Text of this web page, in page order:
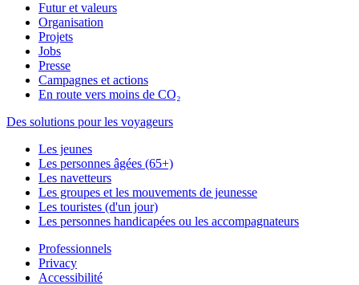
Futur et valeurs
Organisation
Projets
Jobs
Presse
Campagnes et actions
En route vers moins de CO₂
Des solutions pour les voyageurs
Les jeunes
Les personnes âgées (65+)
Les navetteurs
Les groupes et les mouvements de jeunesse
Les touristes (d'un jour)
Les personnes handicapées ou les accompagnateurs
Professionnels
Privacy
Accessibilité